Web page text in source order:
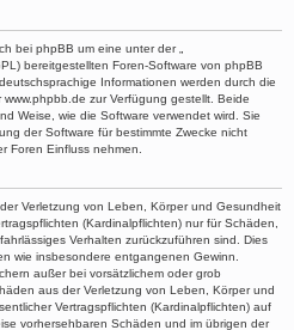
bei phpBB um eine unter der „
bereitgestellten Foren-Software von phpBB
Informationen werden durch die
zur Verfügung gestellt. Beide
Weise, wie die Software verwendet wird. Sie
der Software für bestimmte Zwecke nicht
Foren Einfluss nehmen.
Verletzung von Leben, Körper und Gesundheit
(Kardinalpflichten) nur für Schäden,
Verhalten zurückzuführen sind. Dies
wie insbesondere entgangenen Gewinn.
außer bei vorsätzlichem oder grob
aus der Verletzung von Leben, Körper und
Vertragspflichten (Kardinalpflichten) auf
vorhersehbaren Schäden und im übrigen der